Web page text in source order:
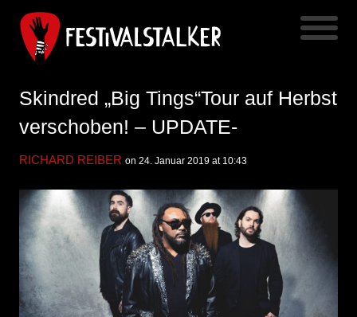
Skindred „Big Tings“Tour auf Herbst
verschoben! – UPDATE-
RICHARD REIBER on 24. Januar 2019 at 10:43